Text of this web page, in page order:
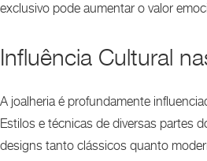
exclusivo pode aumentar o valor
Influência Cultural
A joalheria é profundamente
Estilos e técnicas de diversas partes
designs tanto clássicos quanto